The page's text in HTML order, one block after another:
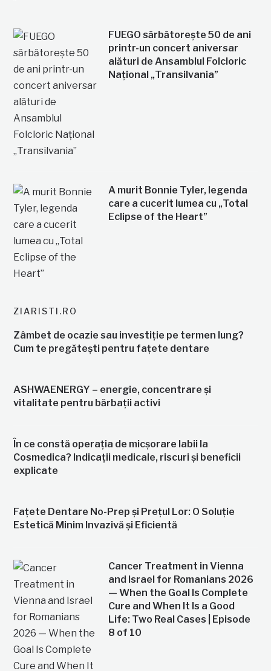
FUEGO sărbătorește 50 de ani
printr-un concert aniversar
alături de Ansamblul Folcloric
Național „Transilvania”
A murit Bonnie Tyler, legenda
care a cucerit lumea cu „Total
Eclipse of the Heart”
ZIARISTI.RO
Zâmbet de ocazie sau investiție pe termen lung?
Cum te pregătești pentru fațete dentare
ASHWAENERGY – energie, concentrare și
vitalitate pentru bărbații activi
În ce constă operația de micșorare labii la
Cosmedica? Indicații medicale, riscuri și beneficii
explicate
Fațete Dentare No-Prep și Prețul Lor: O Soluție
Estetică Minim Invazivă și Eficientă
Cancer Treatment in Vienna
and Israel for Romanians 2026
— When the Goal Is Complete
Cure and When It Is a Good
Life: Two Real Cases | Episode
8 of 10